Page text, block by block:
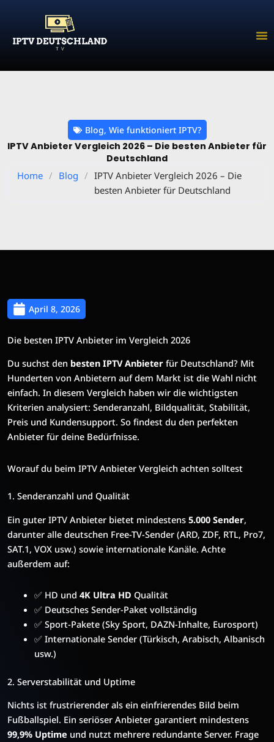
springen
Blog, Wie funktioniert IPTV?
IPTV Anbieter Vergleich 2026 – Die besten Anbieter für
Deutschland
Home / Blog / IPTV Anbieter Vergleich 2026 – Die
besten Anbieter für Deutschland
April 8, 2026
Die besten IPTV Anbieter im Vergleich 2026
Du suchst den besten IPTV Anbieter für Deutschland? Mit
Hunderten von Anbietern auf dem Markt ist die Wahl nicht
einfach. In diesem Vergleich haben wir die wichtigsten
Kriterien analysiert: Senderanzahl, Bildqualität, Stabilität,
Preis und Kundensupport. So findest du den perfekten
Anbieter für deine Bedürfnisse.
Worauf du beim IPTV Anbieter Vergleich achten solltest
1. Senderanzahl und Qualität
Ein guter IPTV Anbieter bietet mindestens 5.000 Sender,
darunter alle deutschen Free-TV-Sender (ARD, ZDF, RTL, Pro7,
SAT.1, VOX usw.) sowie internationale Kanäle. Achte
außerdem auf:
✅ HD und 4K Ultra HD Qualität
✅ Deutsches Sender-Paket vollständig
✅ Sport-Pakete (Sky Sport, DAZN-Inhalte, Eurosport)
✅ Internationale Sender (Türkisch, Arabisch, Albanisch
usw.)
2. Serverstabilität und Uptime
Nichts ist frustrierender als ein einfrierendes Bild beim
Fußballspiel. Ein seriöser Anbieter garantiert mindestens
99,9% Uptime und nutzt mehrere redundante Server. Frage